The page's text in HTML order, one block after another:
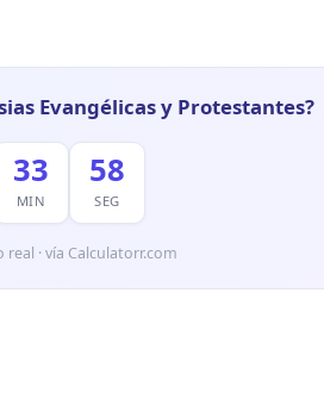
Evangélicas y Protestantes?
33
MIN
57
SEG
· vía Calculatorr.com